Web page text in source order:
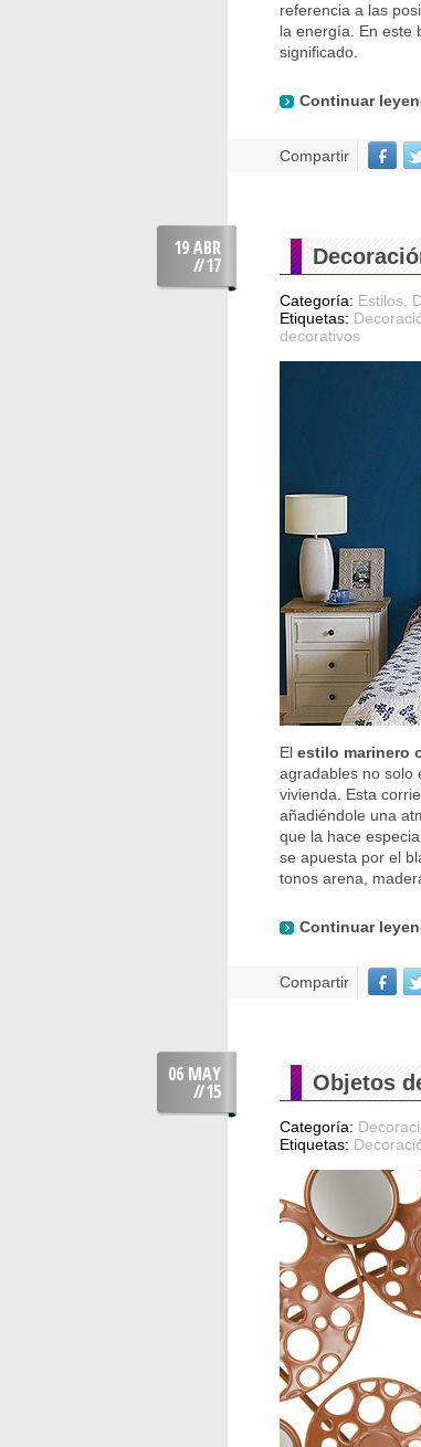
referencia a las
la energía. En este
significado.
Continuar
Compartir
19 ABR
//17
Categoría: Estilos
Etiquetas:
decorativos
El estilo marinero
agradables no solo
vivienda. Esta
añadiéndole una
que la hace
se apuesta por el
tonos arena,
Continuar
Compartir
Objetos
06 MAY
//15
Categoría:
Etiquetas: